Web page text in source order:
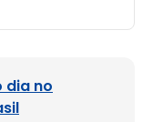
dia no